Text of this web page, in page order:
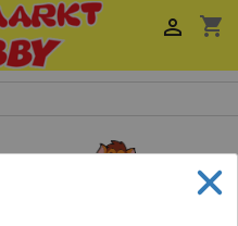
shopping_cart
